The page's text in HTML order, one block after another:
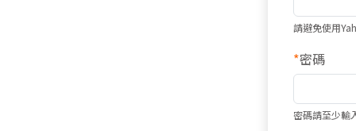
請避免使用
*密碼
密碼請至少輸